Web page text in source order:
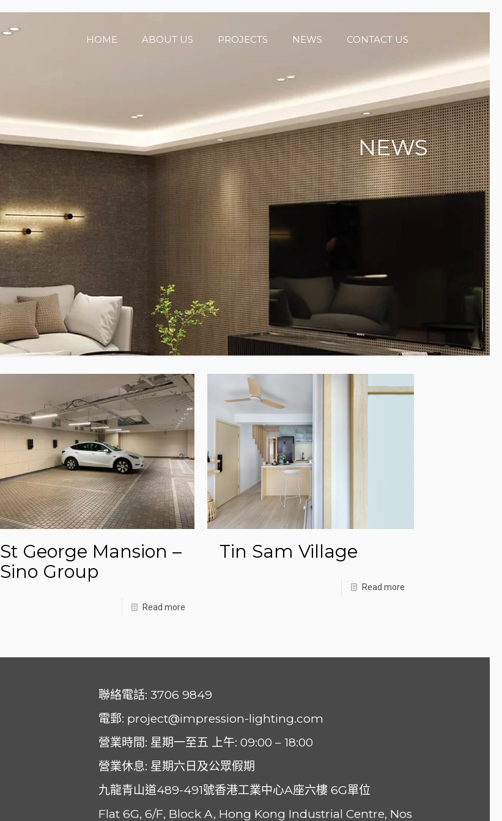
HOME ABOUT US PROJECTS NEWS CONTACT US
NEWS
St George Mansion –
Sino Group
Read more
Tin Sam Village
Read more
聯絡電話: 3706 9849
電郵: project@impression-lighting.com
營業時間: 星期一至五 上午: 09:00 – 18:00
營業休息: 星期六日及公眾假期
九龍青山道489-491號香港工業中心A座六樓 6G單位
Flat 6G, 6/F, Block A, Hong Kong Industrial Centre, Nos